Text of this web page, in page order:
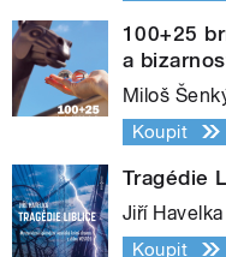
100+25
a
Miloš
Koupit
Tragédie
Jiří Havelka
Koupit